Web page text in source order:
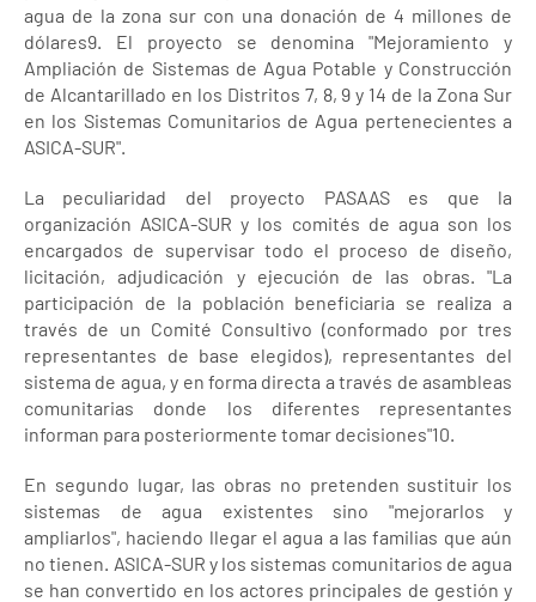
agua de la zona sur con una donación de 4 millones de
dólares9. El proyecto se denomina "Mejoramiento y
Ampliación de Sistemas de Agua Potable y Construcción
de Alcantarillado en los Distritos 7, 8, 9 y 14 de la Zona Sur
en los Sistemas Comunitarios de Agua pertenecientes a
ASICA-SUR".
La peculiaridad del proyecto PASAAS es que la
organización ASICA-SUR y los comités de agua son los
encargados de supervisar todo el proceso de diseño,
licitación, adjudicación y ejecución de las obras. "La
participación de la población beneficiaria se realiza a
través de un Comité Consultivo (conformado por tres
representantes de base elegidos), representantes del
sistema de agua, y en forma directa a través de asambleas
comunitarias donde los diferentes representantes
informan para posteriormente tomar decisiones"10.
En segundo lugar, las obras no pretenden sustituir los
sistemas de agua existentes sino "mejorarlos y
ampliarlos", haciendo llegar el agua a las familias que aún
no tienen. ASICA-SUR y los sistemas comunitarios de agua
se han convertido en los actores principales de gestión y